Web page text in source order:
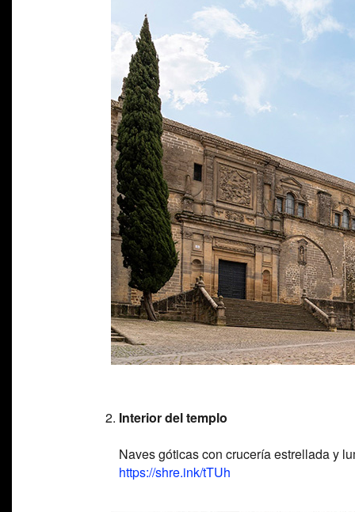
Interior del templo
Naves góticas con crucería estrellada y
https://shre.ink/tTUh